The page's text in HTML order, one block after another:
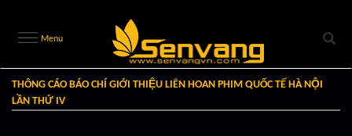
Menu
THÔNG CÁO BÁO CHÍ GIỚI THIỆU LIÊN HOAN PHIM QUỐC TẾ HÀ NỘI
LẦN THỨ IV